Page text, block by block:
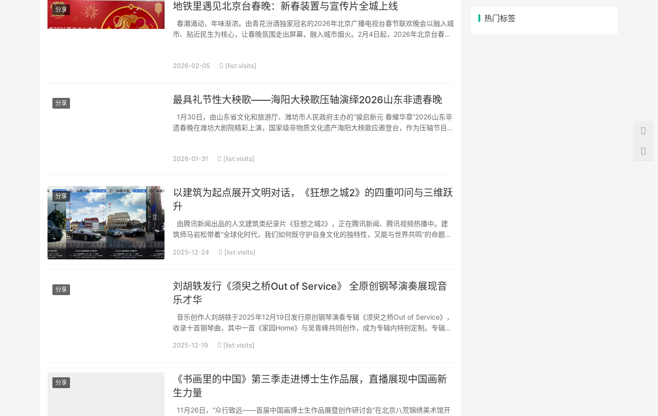
分享 地铁里遇见北京台春晚：新春装置与宣传片全城上线
春潮涌动，年味渐浓。由青花汾酒独家冠名的2026年北京广播电视台春节联欢晚会以融入城
市、贴近民生为核心，让春晚氛围走出屏幕，融入城市烟火。2月4日起，2026年北京台春晚
2026-02-05 [list:visits]
分享 最具礼节性大秧歌——海阳大秧歌压轴演绎2026山东非遗春晚
1月30日，由山东省文化和旅游厅、潍坊市人民政府主办的“骏启新元 春耀华章”2026山东非
遗春晚在潍坊大剧院精彩上演，国家级非物质文化遗产海阳大秧歌应邀登台，作为压轴节目
2026-01-31 [list:visits]
分享
以建筑为起点展开文明对话，《狂想之城2》的四重叩问与三维跃
升
由腾讯新闻出品的人文建筑类纪录片《狂想之城2》，正在腾讯新闻、腾讯视频热播中。建
筑师马岩松带着“全球化时代，我们如何既守护自身文化的独特性，又能与世界共鸣”的命题，
席合作伙伴，继首季合作后，与《狂想之城2》再度同行，共赴世...
2025-12-24 [list:visits]
分享
刘胡轶发行《须臾之桥Out of Service》 全原创钢琴演奏展现音
乐才华
音乐创作人刘胡轶于2025年12月19日发行原创钢琴演奏专辑《须臾之桥Out of Service》，
收录十首钢琴曲，其中一首《家园Home》与吴青峰共同创作，成为专辑内特别定制。专辑歌
最深处与听众，触摸瞬间的所思所感。5岁开始学钢琴，从武汉到北...
2025-12-19 [list:visits]
分享
《书画里的中国》第三季走进博士生作品展，直播展现中国画新
生力量
11月26日，“众行致远——首届中国画博士生作品展暨创作研讨会”在北京八荒锦绣美术馆开
热门标签